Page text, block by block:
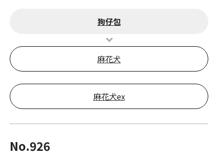
狗仔包
麻花犬
麻花犬ex
No.926